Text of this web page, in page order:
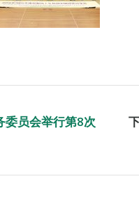
委员会举行第8次